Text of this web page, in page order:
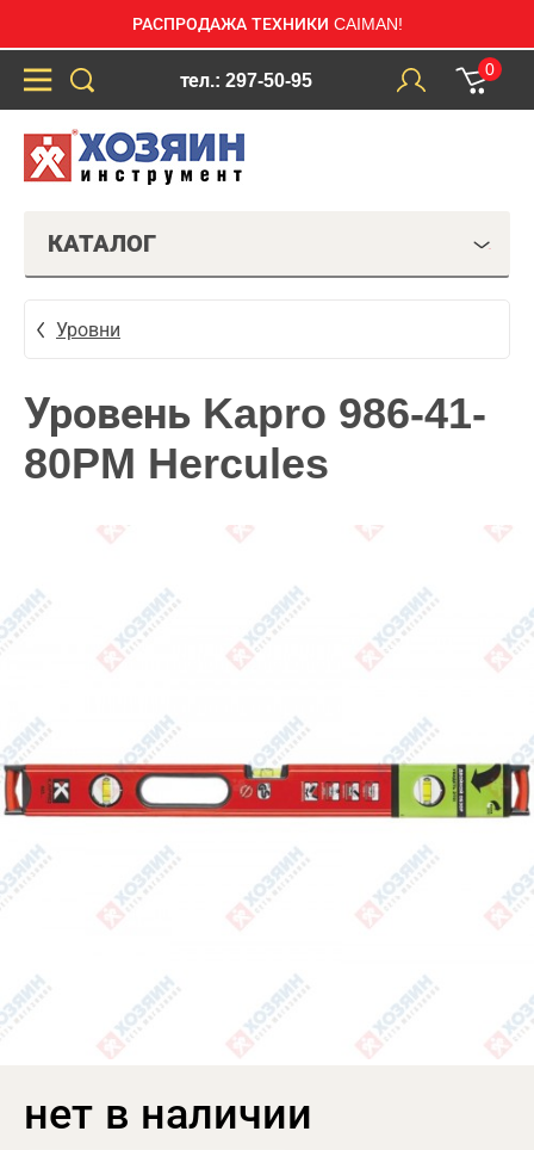
РАСПРОДАЖА ТЕХНИКИ CAIMAN!
тел.: 297-50-95
0
КАТАЛОГ
Уровни
Уровень Kapro 986-41-
80PM Hercules
нет в наличии